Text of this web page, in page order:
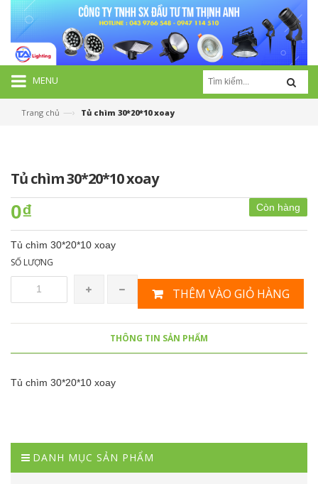
MENU
Trang chủ —› Tủ chìm 30*20*10 xoay
Tủ chìm 30*20*10 xoay
Còn hàng
0₫
Tủ chìm 30*20*10 xoay
SỐ LƯỢNG
THÊM VÀO GIỎ HÀNG
THÔNG TIN SẢN PHẨM
Tủ chìm 30*20*10 xoay
DANH MỤC SẢN PHẨM